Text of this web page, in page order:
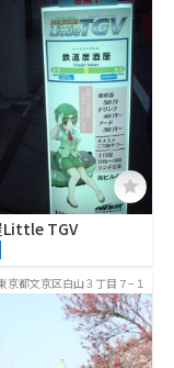
Little TGV
京都文京区白山３丁目７−１